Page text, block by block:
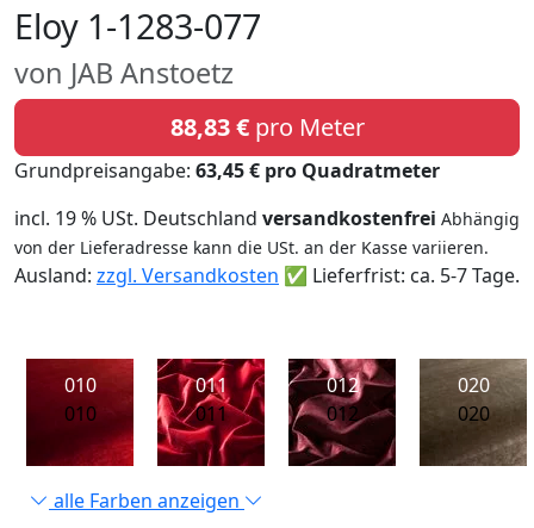
Eloy 1-1283-077
von JAB Anstoetz
88,83 €pro Meter
Grundpreisangabe: 63,45 € pro Quadratmeter
incl. 19 % USt. Deutschland versandkostenfrei Abhängig
von der Lieferadresse kann die USt. an der Kasse variieren.
Ausland: zzgl. Versandkosten ✅ Lieferfrist: ca. 5-7 Tage.
010
010
011
011
012
012
020
020
alle Farben anzeigen